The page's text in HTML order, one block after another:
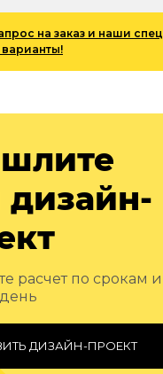
на заказ и наши
расчет по срокам
ДИЗАЙН-ПРОЕКТ